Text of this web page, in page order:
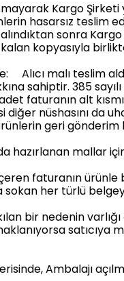
Kargo
hasarsız
sonra
kopyasıyla
malı teslim
sahiptir. 385
faturanın alt
nüshasını da
geri gönderim
hazırlanan mallar
faturanın
her türlü
bir nedenin
Ambalajı